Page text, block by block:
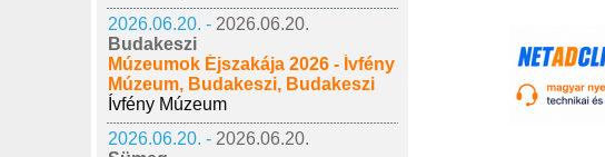
2026.06.20. - 2026.06.20.
Budakeszi
Múzeumok Éjszakája 2026 - Ívfény
Múzeum, Budakeszi, Budakeszi
Ívfény Múzeum
2026.06.20. - 2026.06.20.